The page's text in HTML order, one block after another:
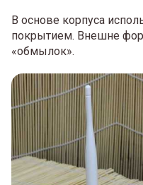
В основе корпуса
покрытием. Внешне
«обмылок».